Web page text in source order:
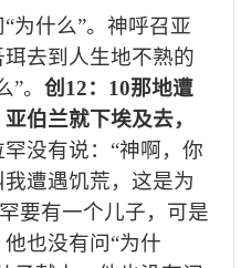
为什么”。神呼召亚
去到人生地不熟的
。 创 12： 10那地遭
伯兰就下埃及去，
罕没有说：“神啊，你
遭遇饥荒，这是为
要有一个儿子，可是
也没有问“为什